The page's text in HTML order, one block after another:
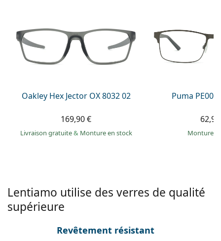
Prada
Toutes les marques
Oakley Hex Jector OX 8032 02
169,90 €
Livraison gratuite& Monture en stock
Puma
Monture
Lentiamo utilise des verres de qualité
supérieure
Revêtement résistant